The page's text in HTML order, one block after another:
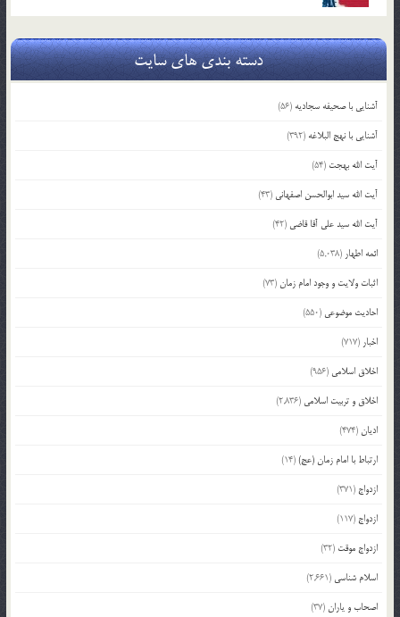
دسته بندی های سایت
آشنایی با صحیفه سجادیه (56)
آشنایی با نهج البلاغه (392)
آیت الله بهجت (54)
آیت الله سید ابوالحسن اصفهانی (43)
آیت الله سید علی آقا قاضی (42)
ائمه اطهار (5,038)
اثبات ولایت و وجود امام زمان(73)
احادیث موضوعی (550)
اخبار (717)
اخلاق اسلامی (956)
اخلاق و تربیت اسلامی (2,836)
ادیان(474)
ارتباط با امام زمان (عج)(14)
ازدواج (371)
ازدواج (117)
ازدواج موقت (32)
اسلام شناسی (2,661)
اصحاب و یاران(37)